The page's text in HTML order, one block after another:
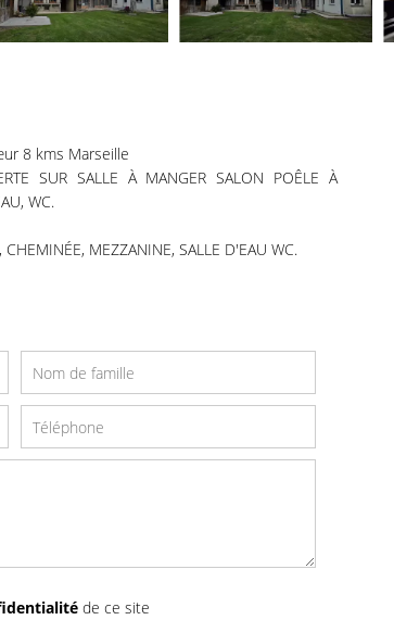
8 kms Marseille
SUR SALLE À MANGER SALON POÊLE À
WC.
MEZZANINE, SALLE D'EAU WC.
de ce site